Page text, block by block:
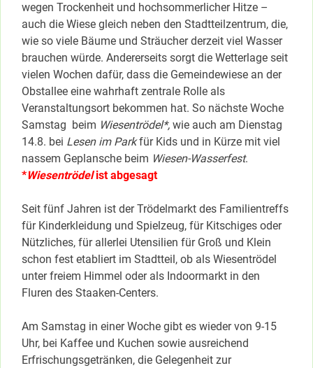
wegen Trockenheit und hochsommerlicher Hitze –
auch die Wiese gleich neben den Stadtteilzentrum, die,
wie so viele Bäume und Sträucher derzeit viel Wasser
brauchen würde. Andererseits sorgt die Wetterlage seit
vielen Wochen dafür, dass die Gemeindewiese an der
Obstallee eine wahrhaft zentrale Rolle als
Veranstaltungsort bekommen hat. So nächste Woche
Samstag beim Wiesentrödel*, wie auch am Dienstag
14.8. bei Lesen im Parkfür Kids und in Kürze mit viel
nassem Geplansche beim Wiesen-Wasserfest.
*Wiesentrödelist abgesagt
Seit fünf Jahren ist der Trödelmarkt des Familientreffs
für Kinderkleidung und Spielzeug, für Kitschiges oder
Nützliches, für allerlei Utensilien für Groß und Klein
schon fest etabliert im Stadtteil, ob als Wiesentrödel
unter freiem Himmel oder als Indoormarkt in den
Fluren des Staaken-Centers.
Am Samstag in einer Woche gibt es wieder von 9-15
Uhr, bei Kaffee und Kuchen sowie ausreichend
Erfrischungsgetränken, die Gelegenheit zur